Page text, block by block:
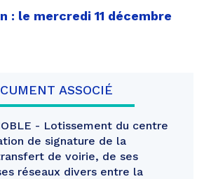
: le mercredi 11 décembre
ASSOCIÉ
- Lotissement du centre
de signature de la
de voirie, de ses
réseaux divers entre la